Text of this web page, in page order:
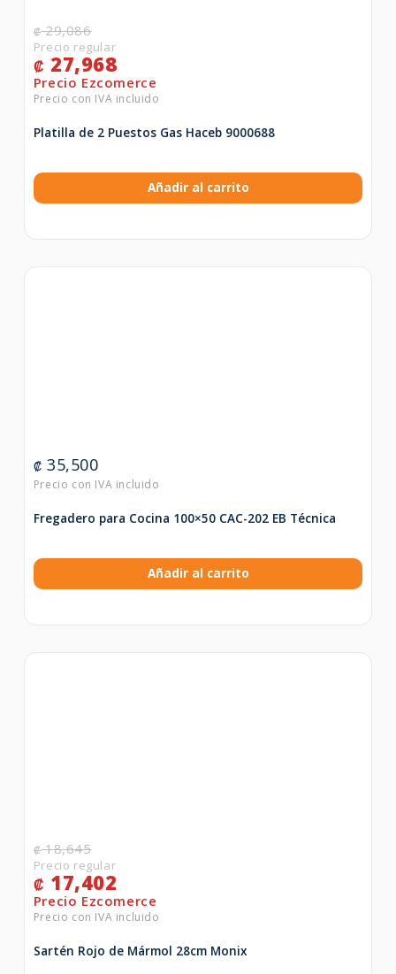
₡29,086
₡ 27,968
Platilla de 2 Puestos Gas Haceb 9000688
Añadir al carrito
₡ 35,500
Fregadero para Cocina 100×50 CAC-202 EB Técnica
Añadir al carrito
₡18,645
₡ 17,402
Sartén Rojo de Mármol 28cm Monix